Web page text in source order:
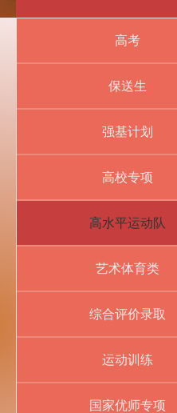
高考
保送生
强基计划
高校专项
高水平运动队
艺术体育类
综合评价录取
运动训练
国家优师专项